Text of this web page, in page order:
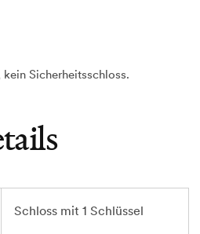
Sicherheitsschloss.
Schloss mit 1 Schlüssel